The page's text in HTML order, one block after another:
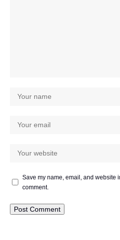
Save my name, email, and website
comment.